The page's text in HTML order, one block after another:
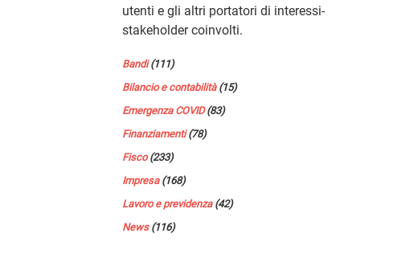
utenti e gli altri portatori di interessi-
stakeholder coinvolti.
Bandi(111)
Bilancio e contabilità(15)
Emergenza COVID(83)
Finanziamenti(78)
Fisco(233)
Impresa(168)
Lavoro e previdenza(42)
News(116)